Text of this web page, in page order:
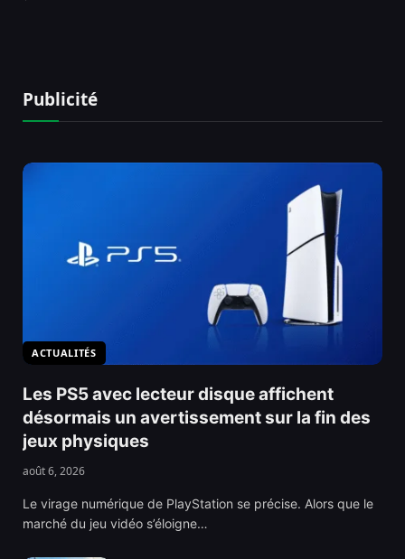
Publicité
ACTUALITÉS
Les PS5 avec lecteur disque affichent
désormais un avertissement sur la fin des
jeux physiques
août 6, 2026
Le virage numérique de PlayStation se précise. Alors que le
marché du jeu vidéo s’éloigne…